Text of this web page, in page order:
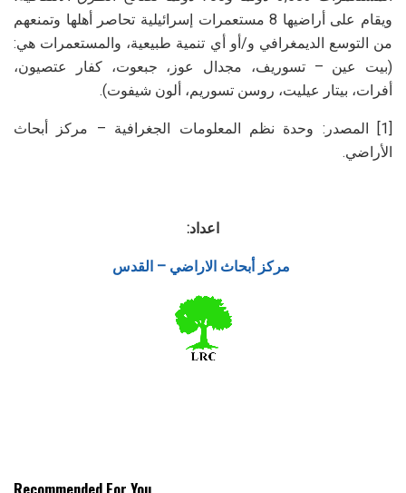
ويقام على أراضيها 8 مستعمرات إسرائيلية تحاصر أهلها وتمنعهم
من التوسع الديمغرافي و/أو أي تنمية طبيعية، والمستعمرات هي:
(بيت عين – تسوريف، مجدال عوز، جبعوت، كفار عتصيون،
أفرات، بيتار عيليت، روسن تسوريم، ألون شيفوت).
[1] المصدر: وحدة نظم المعلومات الجغرافية – مركز أبحاث
الأراضي.
اعداد:
مركز أبحاث الاراضي – القدس